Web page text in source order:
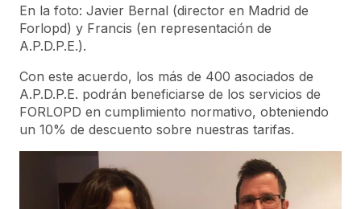
En la foto: Javier Bernal (director en Madrid de
Forlopd) y Francis (en representación de
A.P.D.P.E.).
Con este acuerdo, los más de 400 asociados de
A.P.D.P.E. podrán beneficiarse de los servicios de
FORLOPD en cumplimiento normativo, obteniendo
un 10% de descuento sobre nuestras tarifas.